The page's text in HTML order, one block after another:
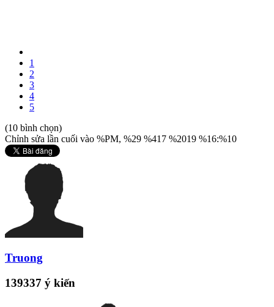
1
2
3
4
5
(10 bình chọn)
Chỉnh sửa lần cuối vào %PM, %29 %417 %2019 %16:%10
Truong
139337 ý kiến